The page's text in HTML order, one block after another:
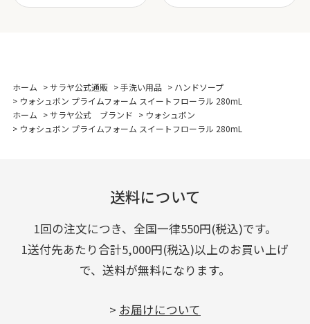
ホーム >サラヤ公式通販 >手洗い用品 > ハンドソープ
> ウォシュボン プライムフォーム スイートフローラル 280mL
ホーム >サラヤ公式 ブランド > ウォシュボン
> ウォシュボン プライムフォーム スイートフローラル 280mL
送料について
1回の注文につき、全国一律550円(税込)です。
1送付先あたり合計5,000円(税込)以上のお買い上げ
で、送料が無料になります。
> お届けについて